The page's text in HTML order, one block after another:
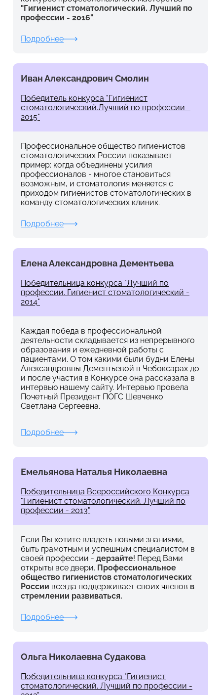
"Гигиенист стоматологический. Лучший по
профессии - 2016".
Подробнее
Иван Александрович Смолин
Победитель конкурса "Гигиенист
стоматологический.Лучший по профессии -
2015"
Профессиональное общество гигиенистов
стоматологических России показывает
пример: когда объединены усилия
профессионалов - многое становиться
возможным, и стоматология меняется с
приходом гигиенистов стоматологических в
команду стоматологических клиник.
Подробнее
Елена Александровна Дементьева
Победительница конкурса "Лучший по
профессии. Гигиенист стоматологический -
2014"
Каждая победа в профессиональной
деятельности складывается из непрерывного
образования и ежедневной работы с
пациентами. О том какими были будни Елены
Александровны Дементьевой в Чебоксарах до
и после участия в Конкурсе она рассказала в
интервью нашему сайту. Интервью провела
Почетный Президент ПОГС Шевченко
Светлана Сергеевна.
Подробнее
Емельянова Наталья Николаевна
Победительница Всероссийского Конкурса
"Гигиенист стоматологический. Лучший по
профессии - 2013"
Если Вы хотите владеть новыми знаниями,
быть грамотным и успешным специалистом в
своей профессии - дерзайте! Перед Вами
открыты все двери. Профессиональное
общество гигиенистов стоматологических
России всегда поддерживает своих членов в
стремлении развиваться.
Подробнее
Ольга Николаевна Судакова
Победительница конкурса "Гигиенист
стоматологический. Лучший по профессии -